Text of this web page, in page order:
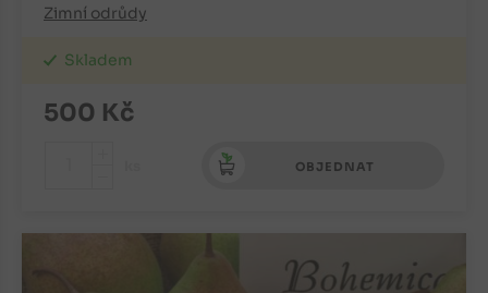
Zimní odrůdy
Skladem
500 Kč
OBJEDNAT